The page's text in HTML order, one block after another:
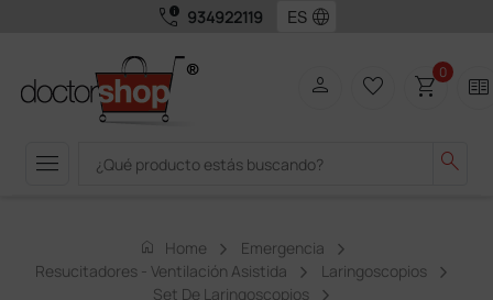
call_quality 934922119 language
menu search
person favorite_border shopping_cart0 two_pager
home Home
Emergencia
Resucitadores - Ventilación Asistida
Laringoscopios
Set De Laringoscopios